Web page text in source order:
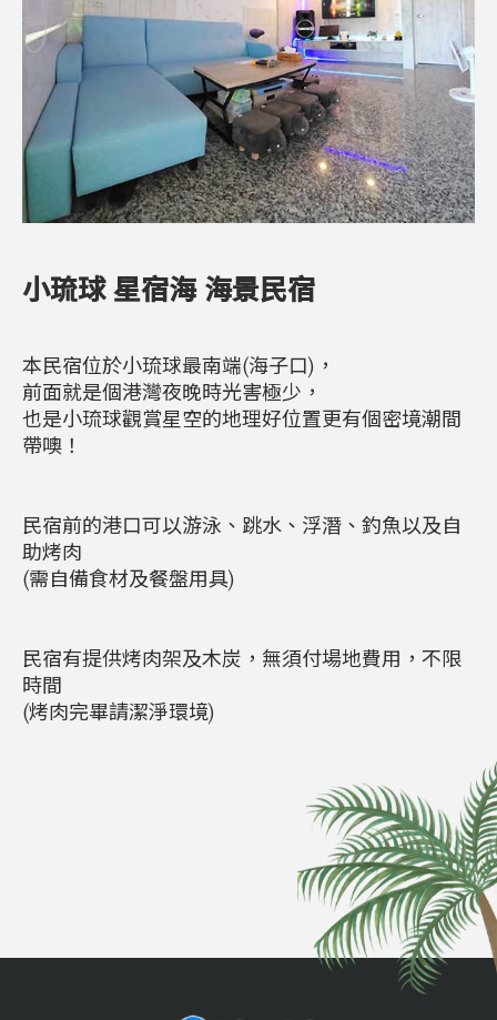
小琉球 星宿海 海景民宿
本民宿位於小琉球最南端(海子口)，
前面就是個港灣夜晚時光害極少，
也是小琉球觀賞星空的地理好位置更有個密境潮間
帶噢！
民宿前的港口可以游泳、跳水、浮潛、釣魚以及自
助烤肉
(需自備食材及餐盤用具)
民宿有提供烤肉架及木炭，無須付場地費用，不限
時間
(烤肉完畢請潔淨環境)